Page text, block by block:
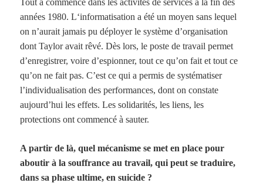
années 1980. L‘informatisation a été un moyen sans lequel
on n’aurait jamais pu déployer le système d’organisation
dont Taylor avait rêvé. Dès lors, le poste de travail permet
d’enregistrer, voire d’espionner, tout ce qu’on fait et tout ce
qu’on ne fait pas. C’est ce qui a permis de systématiser
l’individualisation des performances, dont on constate
aujourd’hui les effets. Les solidarités, les liens, les
protections ont commencé à sauter.
A partir de là, quel mécanisme se met en place pour
aboutir à la souffrance au travail, qui peut se traduire,
dans sa phase ultime, en suicide ?